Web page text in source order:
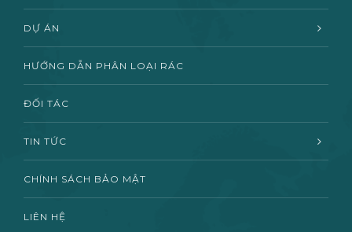
DỰ ÁN
HƯỚNG DẪN PHÂN LOẠI RÁC
ĐỐI TÁC
TIN TỨC
CHÍNH SÁCH BẢO MẬT
LIÊN HỆ